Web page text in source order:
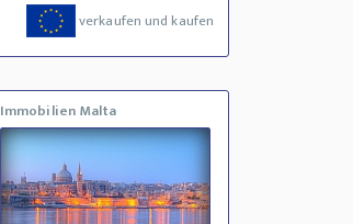
verkaufen und kaufen
Immobilien Malta